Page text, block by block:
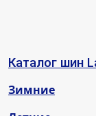
Каталог шин
Зимние